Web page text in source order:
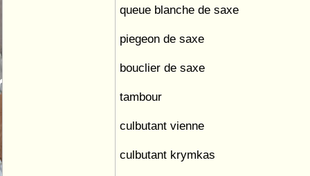
queue blanche de saxe
piegeon de saxe
bouclier de saxe
tambour
culbutant vienne
culbutant krymkas